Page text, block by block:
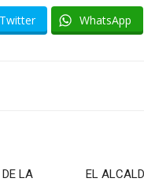
Twitter WhatsApp
LA
EL